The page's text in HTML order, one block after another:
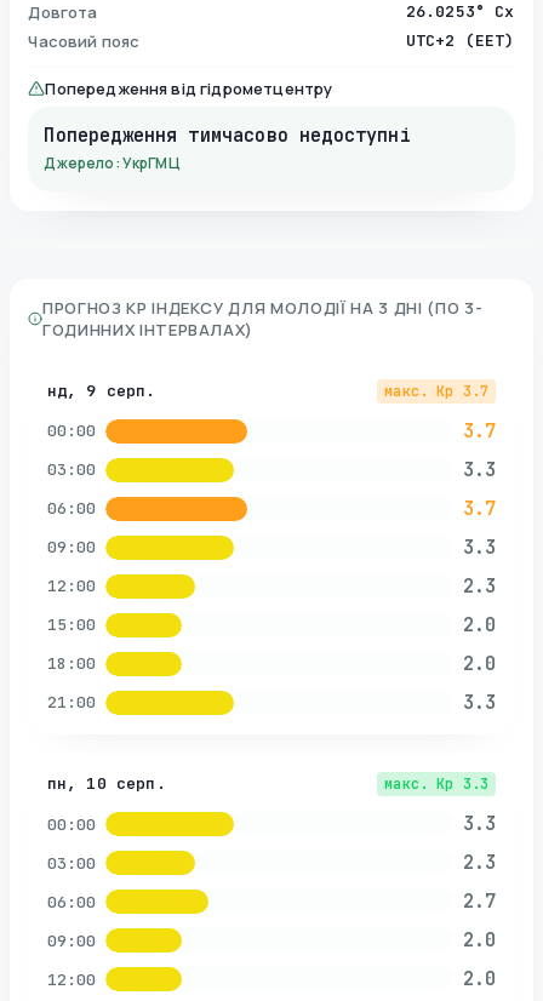
Довгота 26.0253° Сх
Часовий пояс UTC+2 (EET)
Попередження від гідрометцентру
Попередження тимчасово недоступні
Джерело: УкрГМЦ
ПРОГНОЗ KP ІНДЕКСУ ДЛЯ МОЛОДІЇ НА 3 ДНІ (ПО 3-
ГОДИННИХ ІНТЕРВАЛАХ)
нд, 9 серп. макс. Kp 3.7
00:00 3.7
03:00 3.3
06:00 3.7
09:00 3.3
12:00 2.3
15:00 2.0
18:00 2.0
21:00 3.3
пн, 10 серп. макс. Kp 3.3
00:00 3.3
03:00 2.3
06:00 2.7
09:00 2.0
12:00 2.0